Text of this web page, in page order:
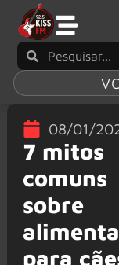
08/01/
7 mitos
comuns
sobre
para